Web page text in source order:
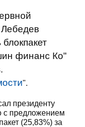
финанс Ко"
".
президенту
с предложением
(25,83%) за